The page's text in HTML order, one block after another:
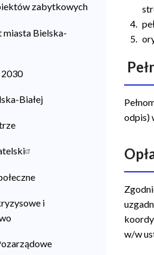
zabytkowych
miasta Bielska-
2030
Białej
i
odpis)
w/w